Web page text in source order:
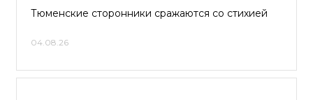
Тюменские сторонники сражаются со стихией
04.08.26